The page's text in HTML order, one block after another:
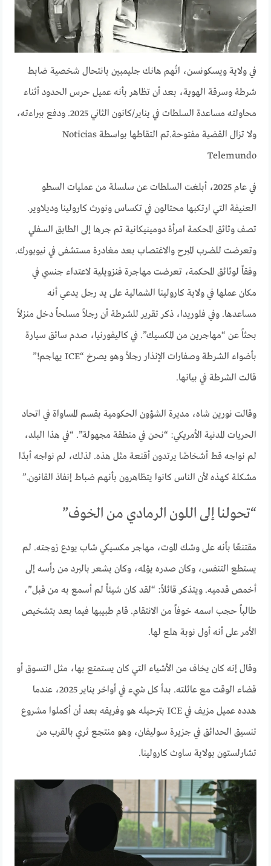
في ولاية ويسكونسن، اتُهم هانك جليمبين بانتحال شخصية ضابط
شرطة وسرقة الهوية، بعد أن تظاهر بأنه عميل حرس الحدود أثناء
محاولته مساعدة السلطات في يناير/كانون الثاني 2025. ودفع ببراءته،
ولا تزال القضية مفتوحة.
تم التقاطها بواسطة Noticias
Telemundo
في عام 2025، أبلغت السلطات عن سلسلة من عمليات السطو
العنيفة التي ارتكبها محتالون في تكساس ونورث كارولينا وديلاوير.
تصف وثائق المحكمة امرأة دومينيكانية تم جرها إلى الطابق السفلي
وتعرضت للضرب المبرح والاغتصاب بعد مغادرة مستشفى في نيويورك.
وفقاً لوثائق المحكمة، تعرضت مهاجرة فنزويلية لاعتداء جنسي في
مكان عملها في ولاية كارولينا الشمالية على يد رجل يدعي أنه
مساعدها. وفي فلوريدا، ذكر تقرير للشرطة أن رجلاً مسلحاً دخل منزلاً
بحثاً عن “مهاجرين من المكسيك”. في كاليفورنيا، صدم سائق سيارة
بأضواء الشرطة وصفارات الإنذار رجلاً وهو يصرخ “ICE يهاجم!”
قالت الشرطة في بيانها.
وقالت نورين شاه، مديرة الشؤون الحكومية بقسم المساواة في اتحاد
الحريات المدنية الأمريكي: “نحن في منطقة مجهولة”. “في هذا البلد،
لم نواجه قط أشخاصًا يرتدون أقنعة مثل هذه. لذلك، لم نواجه أبدًا
مشكلة كهذه لأن الناس كانوا يتظاهرون بأنهم ضباط إنفاذ القانون.”
“تحولنا إلى اللون الرمادي من الخوف”
مقتنعًا بأنه على وشك الموت، مهاجر مكسيكي شاب يودع زوجته. لم
يستطع التنفس، وكان صدره يؤلمه، وكان يشعر بالبرد من رأسه إلى
أخمص قدميه. ويتذكر قائلاً: “لقد كان شيئاً لم أسمع به من قبل”،
طالباً حجب اسمه خوفاً من الانتقام. قام طبيبها فيما بعد بتشخيص
الأمر على أنه أول نوبة هلع لها.
وقال إنه كان يخاف من الأشياء التي كان يستمتع بها، مثل التسوق أو
قضاء الوقت مع عائلته. بدأ كل شيء في أواخر يناير 2025، عندما
هدده عميل مزيف في ICE بترحيله هو وفريقه بعد أن أكملوا مشروع
تنسيق الحدائق في جزيرة سوليفان، وهو منتجع ثري بالقرب من
تشارلستون بولاية ساوث كارولينا.